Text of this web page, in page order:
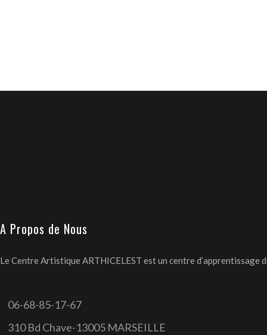
A Propos de Nous
Le Centre Artistique ARTHICELEST est un centre d’apprentissage
06-68-85-17-67
310 Bd Chave-13005 MARSEILLE